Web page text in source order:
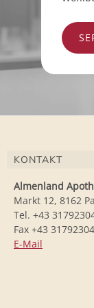
KONTAKT
Almenland
Markt 12, 8162
Tel. +43
Fax +43
E-Mail